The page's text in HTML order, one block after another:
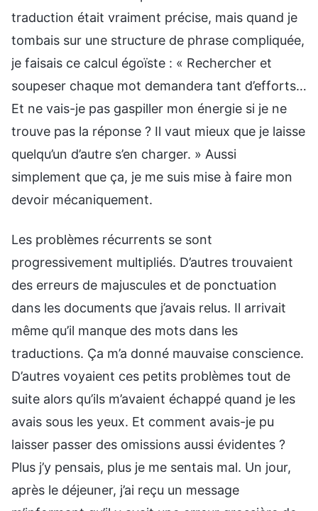
traduction était vraiment précise, mais quand je
tombais sur une structure de phrase compliquée,
je faisais ce calcul égoïste : « Rechercher et
soupeser chaque mot demandera tant d’efforts…
Et ne vais-je pas gaspiller mon énergie si je ne
trouve pas la réponse ? Il vaut mieux que je laisse
quelqu’un d’autre s’en charger. » Aussi
simplement que ça, je me suis mise à faire mon
devoir mécaniquement.
Les problèmes récurrents se sont
progressivement multipliés. D’autres trouvaient
des erreurs de majuscules et de ponctuation
dans les documents que j’avais relus. Il arrivait
même qu’il manque des mots dans les
traductions. Ça m’a donné mauvaise conscience.
D’autres voyaient ces petits problèmes tout de
suite alors qu’ils m’avaient échappé quand je les
avais sous les yeux. Et comment avais-je pu
laisser passer des omissions aussi évidentes ?
Plus j’y pensais, plus je me sentais mal. Un jour,
après le déjeuner, j’ai reçu un message